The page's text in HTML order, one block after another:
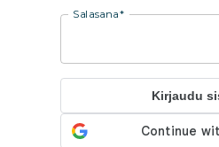
Salasana*
Kirjaudu